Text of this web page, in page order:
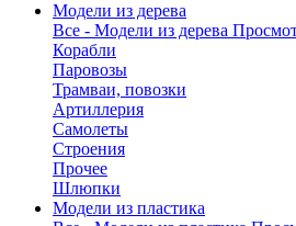
Модели из дерева
Все - Модели из дерева
Корабли
Паровозы
Трамваи, повозки
Артиллерия
Самолеты
Строения
Прочее
Шлюпки
Модели из пластика